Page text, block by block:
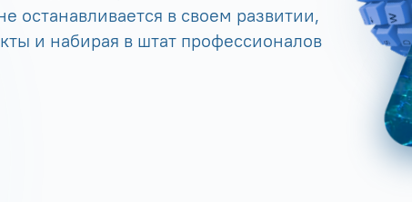
останавливается в своем развитии,
и набирая в штат профессионалов